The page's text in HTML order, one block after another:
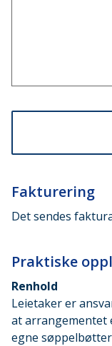
Fakturering
Det sendes
Praktiske
Renhold
Leietaker er
at arrangementet
egne